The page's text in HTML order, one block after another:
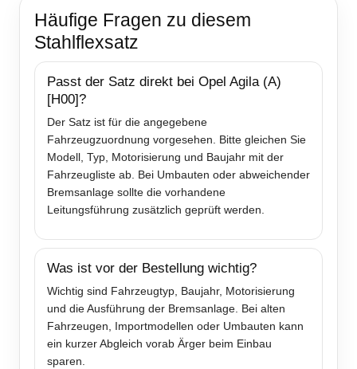
Häufige Fragen zu diesem
Stahlflexsatz
Passt der Satz direkt bei Opel Agila (A)
[H00]?
Der Satz ist für die angegebene
Fahrzeugzuordnung vorgesehen. Bitte gleichen Sie
Modell, Typ, Motorisierung und Baujahr mit der
Fahrzeugliste ab. Bei Umbauten oder abweichender
Bremsanlage sollte die vorhandene
Leitungsführung zusätzlich geprüft werden.
Was ist vor der Bestellung wichtig?
Wichtig sind Fahrzeugtyp, Baujahr, Motorisierung
und die Ausführung der Bremsanlage. Bei alten
Fahrzeugen, Importmodellen oder Umbauten kann
ein kurzer Abgleich vorab Ärger beim Einbau
sparen.